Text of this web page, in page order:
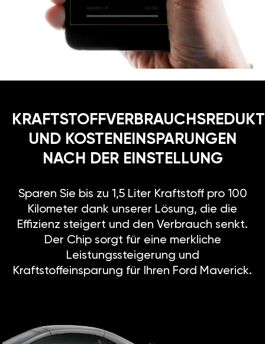
UND KOSTENEINSPARUNGEN
NACH DER EINSTELLUNG
Sparen Sie bis zu 1,5 Liter Kraftstoff pro 100
Kilometer dank unserer Lösung, die die
Effizienz steigert und den Verbrauch senkt.
Der Chip sorgt für eine merkliche
Leistungssteigerung und
Kraftstoffeinsparung für Ihren Ford Maverick.